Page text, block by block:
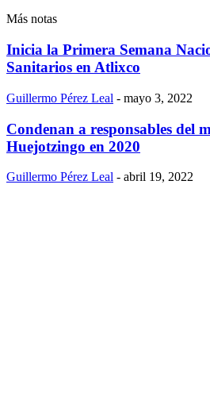
Más notas
Inicia la Primera Semana
Sanitarios en Atlixco
Guillermo Pérez Leal - mayo 3, 2022
Condenan a responsables del
Huejotzingo en 2020
Guillermo Pérez Leal - abril 19, 2022